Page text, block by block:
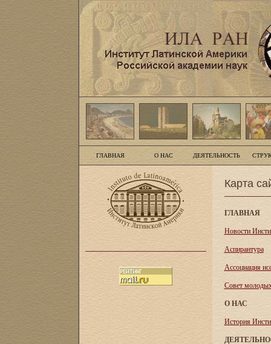
ГЛАВНАЯ О НАС ДЕЯТЕЛЬНОСТЬ
Карта
ГЛАВНАЯ
Новости
Аспирантура
Асcоциация
Совет
О НАС
История